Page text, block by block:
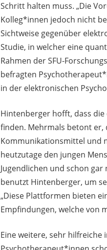
Schritt halten muss. „Die
Kolleg*innen jedoch nicht
Sichtweise gegenüber
Studie, in welcher eine
Rahmen der SFU-
befragten
in der elektronischen
Hintenberger hofft, dass
finden. Mehrmals betont er,
Kommunikationsmittel und
heutzutage den jungen
Jugendlichen und schon gar
benutzt Hintenberger, um
„Diese Plattformen bieten
Empfindungen, welche von
Eine weitere, sehr hilfreiche